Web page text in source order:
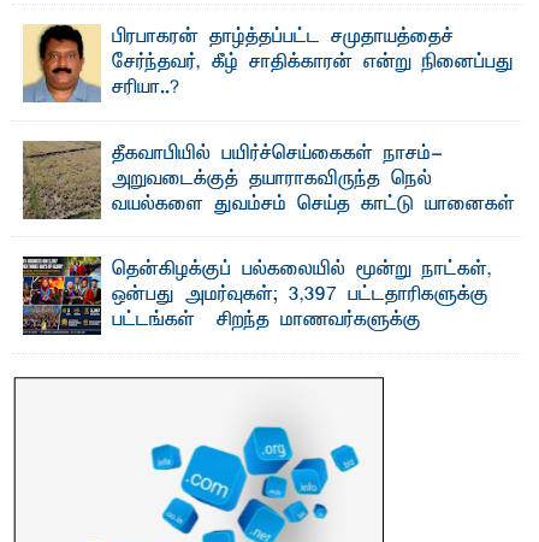
பாண்டிருப்பு ...பிரபாகரன் தாழ்த்தப்பட்ட சமுதாயத்தைச்
சேர்ந்தவர், கீழ் சாதிக்காரன் என்று நினைப்பது
சரியா..?
தீகவாபியில் பயிர்ச்செய்கைகள் நாசம்-
அறுவடைக்குத் தயாராகவிருந்த நெல்
வயல்களை துவம்சம் செய்த காட்டு யானைகள்
காணப்பட்ட பல ...தென்கிழக்குப் பல்கலையில் மூன்று நாட்கள்,
ஒன்பது அமர்வுகள்; 3,397 பட்டதாரிகளுக்கு
பட்டங்கள் – சிறந்த மாணவர்களுக்கு
மற்றும் சிறப்புப் பரிசுகள்